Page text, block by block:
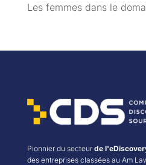
Les femmes dans le
Pionnier du secteur de
des entreprises classées au Am